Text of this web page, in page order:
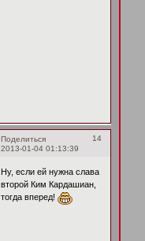
Поделиться
14
2013-01-04 01:13:39
Ну, если ей нужна слава
второй Ким Кардашиан,
тогда вперед!